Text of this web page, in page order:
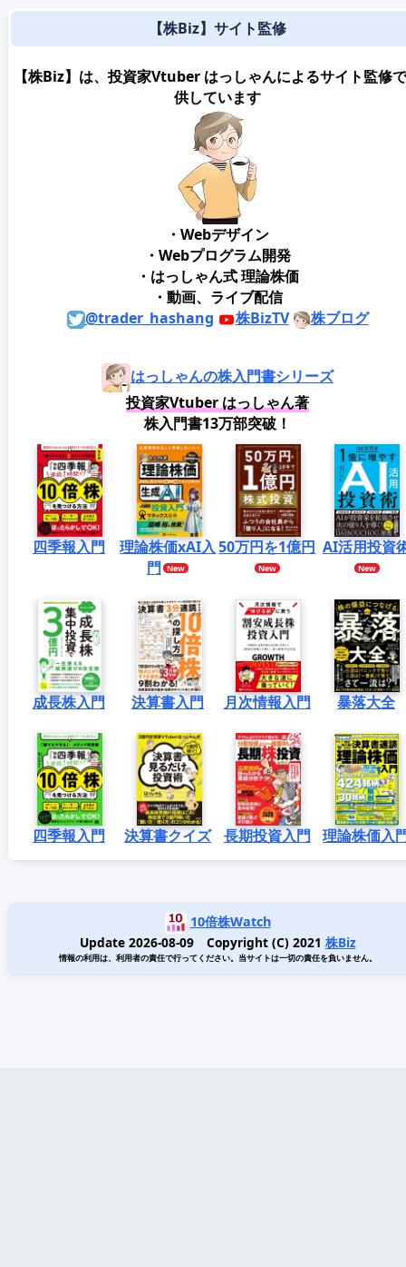
【株Biz】サイト監修
【株Biz】は、投資家Vtuber はっしゃんによるサイト監修
供しています
・Webデザイン
・Webプログラム開発
・はっしゃん式 理論株価
・動画、ライブ配信
@trader_hashang
株BizTV 株ブログ
はっしゃんの株入門書シリーズ
投資家Vtuber はっしゃん著
株入門書13万部突破！
四季報入門
理論株価xAI入
門
50万円を1億円 AI活用投資
成長株入門 決算書入門 月次情報入門 暴落大全
四季報入門 決算書クイズ 長期投資入門 理論株価入
10倍株Watch
Update 2026-08-09 Copyright (C) 2021 株Biz
情報の利用は、利用者の責任で行ってください。当サイトは一切の責任を負いません。